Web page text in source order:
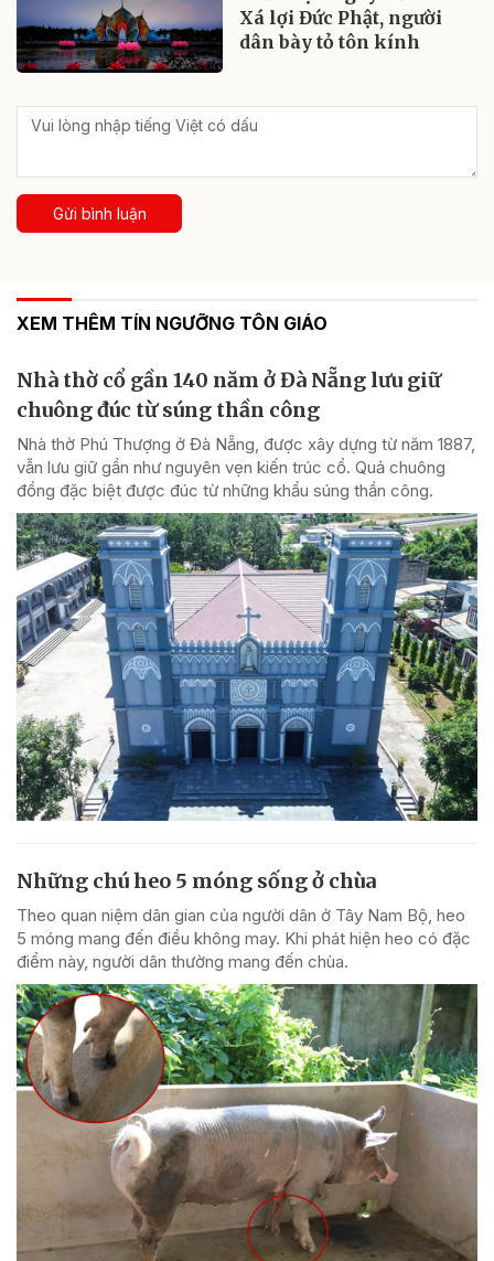
Xá lợi Đức Phật, người
dân bày tỏ tôn kính
Gửi bình luận
XEM THÊM TÍN NGƯỠNG TÔN GIÁO
Nhà thờ cổ gần 140 năm ở Đà Nẵng lưu giữ
chuông đúc từ súng thần công
Nhà thờ Phú Thượng ở Đà Nẵng, được xây dựng từ năm 1887,
vẫn lưu giữ gần như nguyên vẹn kiến trúc cổ. Quả chuông
đồng đặc biệt được đúc từ những khẩu súng thần công.
Những chú heo 5 móng sống ở chùa
Theo quan niệm dân gian của người dân ở Tây Nam Bộ, heo
5 móng mang đến điều không may. Khi phát hiện heo có đặc
điểm này, người dân thường mang đến chùa.